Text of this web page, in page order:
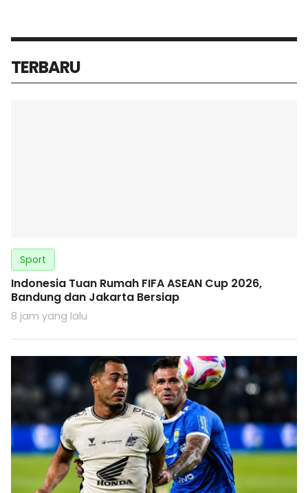
TERBARU
Sport
Indonesia Tuan Rumah FIFA ASEAN Cup 2026,
Bandung dan Jakarta Bersiap
8 jam yang lalu